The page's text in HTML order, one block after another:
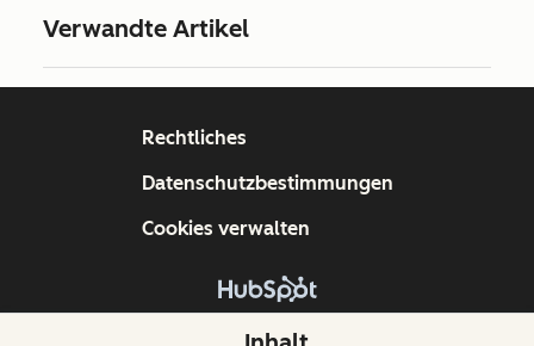
Verwandte Artikel
Copyright © 2026 HubSpot, Inc.
Rechtliches
Datenschutzbestimmungen
Cookies verwalten